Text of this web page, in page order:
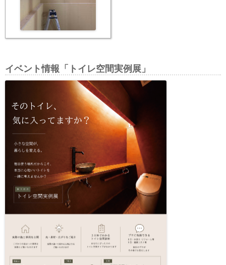
イベント情報「トイレ空間実例展」